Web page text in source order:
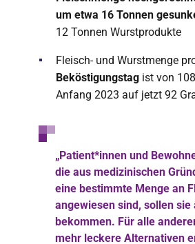
um etwa 16 Tonnen
12 Tonnen Wurstprodukte
Fleisch- und Wurstmenge
Beköstigungstag ist von
Anfang 2023 auf jetzt 92
„Patient*innen und
die aus medizinischen
eine bestimmte Menge an
angewiesen sind, sollen sie
bekommen. Für alle
mehr leckere Alternativen